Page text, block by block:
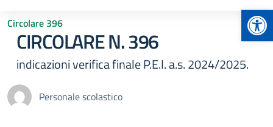
Circolare 396
CIRCOLARE N. 396
indicazioni verifica finale P.E.I. a.s. 2024/2025.
Personale scolastico